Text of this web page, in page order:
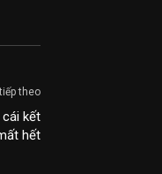
theo
cái kết
hết